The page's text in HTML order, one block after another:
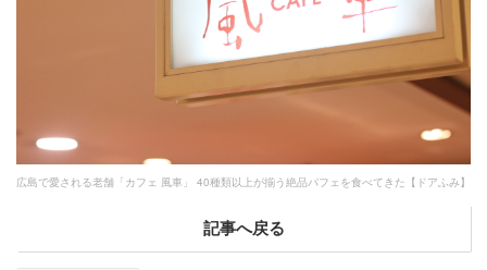
広島で愛される老舗「カフェ 風車」 40種類以上が揃う絶品パフェを食べてきた【ドアふみ】
記事へ戻る